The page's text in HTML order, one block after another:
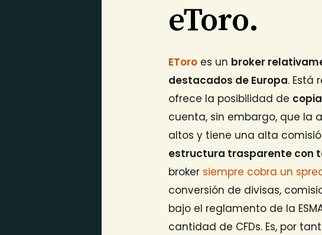
eToro.
EToro es un broker
destacados de Europa. Está
ofrece la posibilidad de
cuenta, sin embargo, que la
altos y tiene una alta
estructura trasparente con
broker siempre cobra un
conversión de divisas,
bajo el reglamento de la
cantidad de CFDs. Es, por